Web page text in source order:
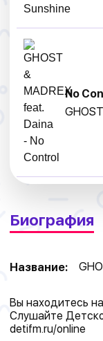
No
Биография
Название:
Вы находитесь
Слушайте
detifm.ru/online